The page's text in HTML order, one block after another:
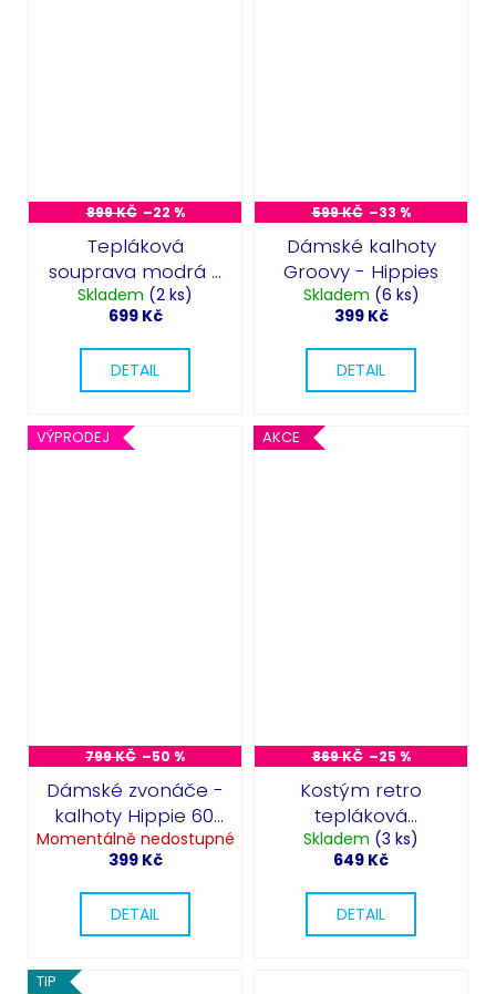
899 KČ –22 %
Tepláková
souprava modrá -
dámský retro
kostým 80. léta
Skladem (2 ks)
699 Kč
DETAIL
599 KČ –33 %
Dámské kalhoty
Groovy - Hippies
Skladem (6 ks)
399 Kč
DETAIL
VÝPRODEJ
799 KČ –50 %
Dámské zvonáče -
kalhoty Hippie 60.
léta
Momentálně nedostupné
399 Kč
DETAIL
AKCE
869 KČ –25 %
Kostým retro
tepláková
souprava
Skladem (3 ks)
649 Kč
DETAIL
TIP